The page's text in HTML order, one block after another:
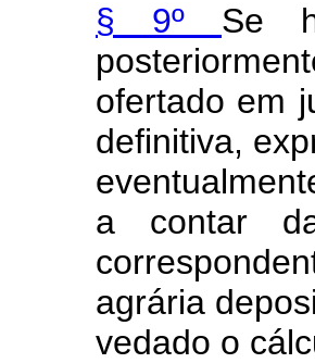
§ 9º Se
ofertado em
definitiva,
a contar
agrária
vedado o